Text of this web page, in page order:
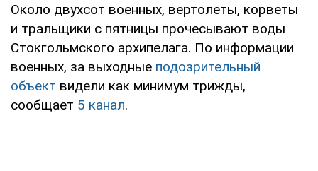
Около двухсот военных, вертолеты, корветы
и тральщики с пятницы прочесывают воды
Стокгольмского архипелага. По информации
военных, за выходные подозрительный
объект видели как минимум трижды,
сообщает 5 канал.